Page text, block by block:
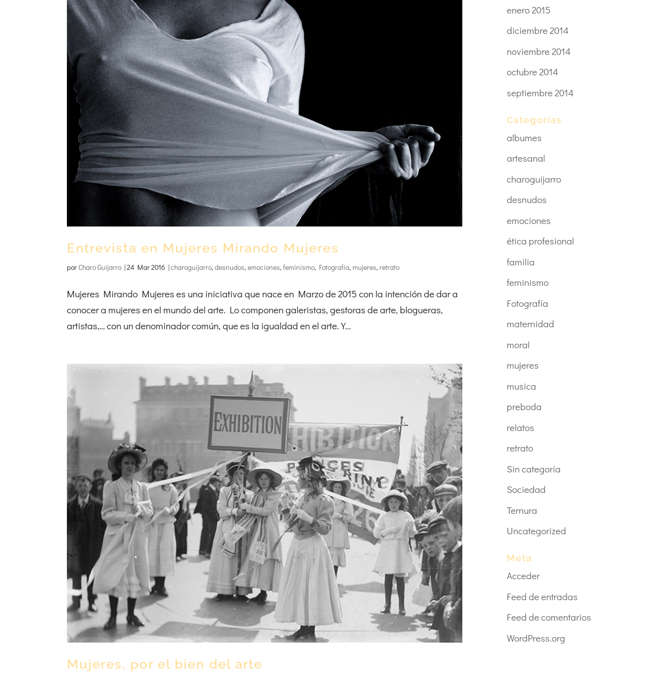
Entrevista en Mujeres Mirando Mujeres
porCharo Guijarro |24 Mar 2016 |charoguijarro,desnudos,emociones,feminismo, Fotografía, mujeres, retrato
Mujeres Mirando Mujeres es una iniciativa que nace en Marzo de 2015 con la intención de dar a
conocer a mujeres en el mundo del arte. Lo componen galeristas, gestoras de arte, blogueras,
artistas,… con un denominador común, que es la igualdad en el arte. Y...
Mujeres, por el bien del arte
enero 2015
diciembre 2014
noviembre 2014
octubre 2014
septiembre 2014
Categorías
albumes
artesanal
charoguijarro
desnudos
emociones
ética profesional
familia
feminismo
Fotografía
maternidad
moral
mujeres
musica
preboda
relatos
retrato
Sin categoría
Sociedad
Ternura
Uncategorized
Meta
Acceder
Feed de entradas
Feed de comentarios
WordPress.org